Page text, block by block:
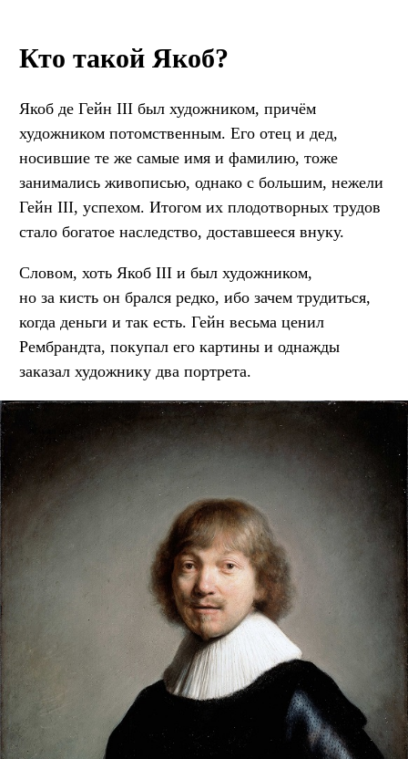
Кто такой Якоб?
Якоб де Гейн III был художником, причём
художником потомственным. Его отец и дед,
носившие те же самые имя и фамилию, тоже
занимались живописью, однако с большим, нежели
Гейн III, успехом. Итогом их плодотворных трудов
стало богатое наследство, доставшееся внуку.
Словом, хоть Якоб III и был художником,
но за кисть он брался редко, ибо зачем трудиться,
когда деньги и так есть. Гейн весьма ценил
Рембрандта, покупал его картины и однажды
заказал художнику два портрета.